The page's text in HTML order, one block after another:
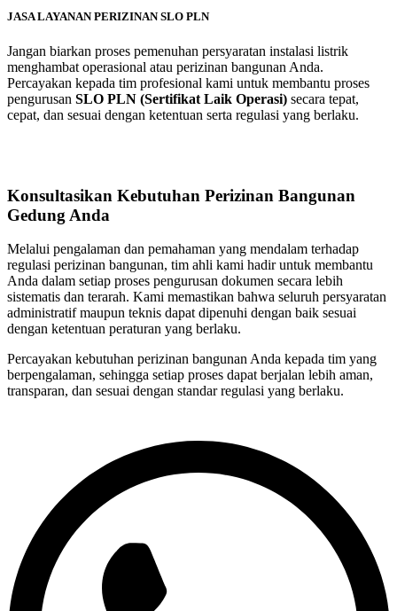
JASA LAYANAN PERIZINAN SLO PLN
Jangan biarkan proses pemenuhan persyaratan instalasi listrik
menghambat operasional atau perizinan bangunan Anda.
Percayakan kepada tim profesional kami untuk membantu proses
pengurusan SLO PLN (Sertifikat Laik Operasi) secara tepat,
cepat, dan sesuai dengan ketentuan serta regulasi yang berlaku.
Konsultasikan Kebutuhan Perizinan Bangunan
Gedung Anda
Melalui pengalaman dan pemahaman yang mendalam terhadap
regulasi perizinan bangunan, tim ahli kami hadir untuk membantu
Anda dalam setiap proses pengurusan dokumen secara lebih
sistematis dan terarah. Kami memastikan bahwa seluruh persyaratan
administratif maupun teknis dapat dipenuhi dengan baik sesuai
dengan ketentuan peraturan yang berlaku.
Percayakan kebutuhan perizinan bangunan Anda kepada tim yang
berpengalaman, sehingga setiap proses dapat berjalan lebih aman,
transparan, dan sesuai dengan standar regulasi yang berlaku.